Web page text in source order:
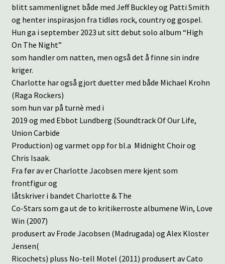
blitt sammenlignet både med Jeff Buckley og Patti Smith
og henter inspirasjon fra tidløs rock, country og gospel.
Hun ga i september 2023 ut sitt debut solo album “High
On The Night”
som handler om natten, men også det å finne sin indre
kriger.
Charlotte har også gjort duetter med både Michael Krohn
(Raga Rockers)
som hun var på turnè med i
2019 og med Ebbot Lundberg (Soundtrack Of Our Life,
Union Carbide
Production) og varmet opp for bl.a Midnight Choir og
Chris Isaak.
Fra før av er Charlotte Jacobsen mere kjent som
frontfigur og
låtskriver i bandet Charlotte & The
Co-Stars som ga ut de to kritikerroste albumene Win, Love
Win (2007)
produsert av Frode Jacobsen (Madrugada) og Alex Kloster
Jensen(
Ricochets) pluss No-tell Motel (2011) produsert av Cato